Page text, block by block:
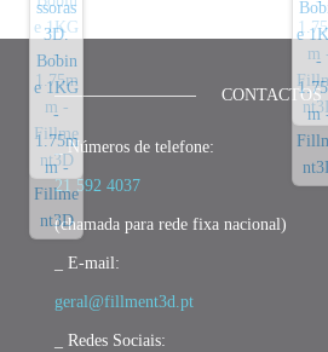
CONTACTOS
_ Números de telefone:
21 592 4037
(chamada para rede fixa nacional)
_ E-mail:
geral@fillment3d.pt
_ Redes Sociais: